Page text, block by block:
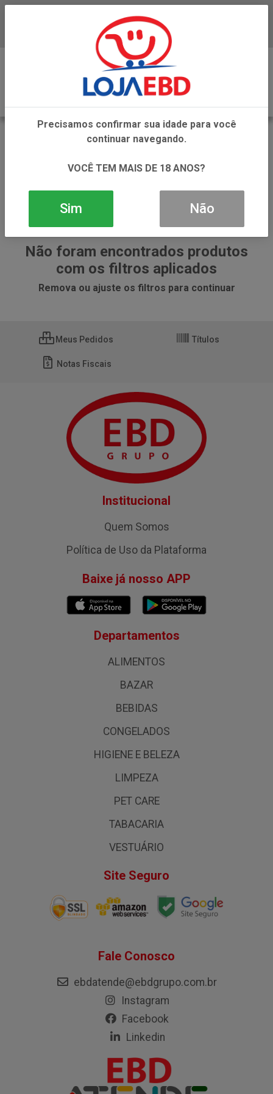
SANTA HELENA
Não foram encontrados produtos
com os filtros aplicados
Remova ou ajuste os filtros para continuar
Meus Pedidos Títulos
Notas Fiscais
Institucional
Quem Somos
Política de Uso da Plataforma
Baixe já nosso APP
Departamentos
ALIMENTOS
BAZAR
BEBIDAS
CONGELADOS
HIGIENE E BELEZA
LIMPEZA
PET CARE
TABACARIA
VESTUÁRIO
Site Seguro
Fale Conosco
ebdatende@ebdgrupo.com.br
Instagram
Facebook
Linkedin
Precisamos confirmar sua idade para você
continuar navegando.
VOCÊ TEM MAIS DE 18 ANOS?
Sim Não